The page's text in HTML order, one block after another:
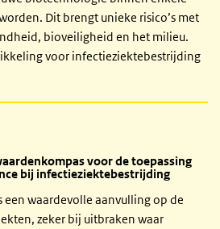
Dit brengt unieke risico’s met
bioveiligheid en het milieu.
voor infectieziektebestrijding
voor de toepassing
bij infectieziektebestrijding
een waardevolle aanvulling op de
zeker bij uitbraken waar